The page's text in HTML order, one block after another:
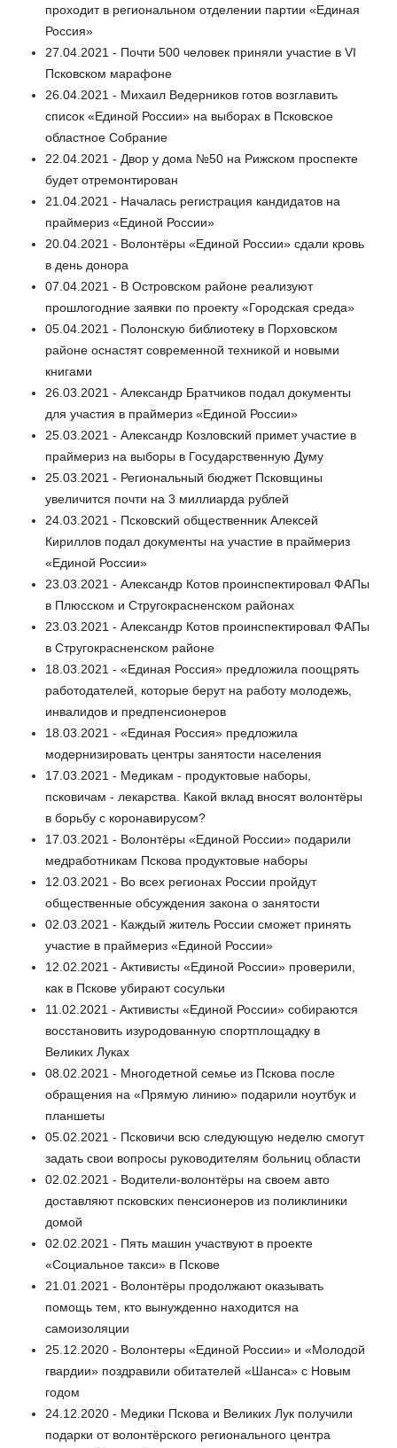
проходит в региональном отделении партии «Единая
Россия»
27.04.2021 - Почти 500 человек приняли участие в VI
Псковском марафоне
26.04.2021 - Михаил Ведерников готов возглавить
список «Единой России» на выборах в Псковское
областное Собрание
22.04.2021 - Двор у дома №50 на Рижском проспекте
будет отремонтирован
21.04.2021 - Началась регистрация кандидатов на
праймериз «Единой России»
20.04.2021 - Волонтёры «Единой России» сдали кровь
в день донора
07.04.2021 - В Островском районе реализуют
прошлогодние заявки по проекту «Городская среда»
05.04.2021 - Полонскую библиотеку в Порховском
районе оснастят современной техникой и новыми
книгами
26.03.2021 - Александр Братчиков подал документы
для участия в праймериз «Единой России»
25.03.2021 - Александр Козловский примет участие в
праймериз на выборы в Государственную Думу
25.03.2021 - Региональный бюджет Псковщины
увеличится почти на 3 миллиарда рублей
24.03.2021 - Псковский общественник Алексей
Кириллов подал документы на участие в праймериз
«Единой России»
23.03.2021 - Александр Котов проинспектировал ФАПы
в Плюсском и Стругокрасненском районах
23.03.2021 - Александр Котов проинспектировал ФАПы
в Стругокрасненском районе
18.03.2021 - «Единая Россия» предложила поощрять
работодателей, которые берут на работу молодежь,
инвалидов и предпенсионеров
18.03.2021 - «Единая Россия» предложила
модернизировать центры занятости населения
17.03.2021 - Медикам - продуктовые наборы,
псковичам - лекарства. Какой вклад вносят волонтёры
в борьбу с коронавирусом?
17.03.2021 - Волонтёры «Единой России» подарили
медработникам Пскова продуктовые наборы
12.03.2021 - Во всех регионах России пройдут
общественные обсуждения закона о занятости
02.03.2021 - Каждый житель России сможет принять
участие в праймериз «Единой России»
12.02.2021 - Активисты «Единой России» проверили,
как в Пскове убирают сосульки
11.02.2021 - Активисты «Единой России» собираются
восстановить изуродованную спортплощадку в
Великих Луках
08.02.2021 - Многодетной семье из Пскова после
обращения на «Прямую линию» подарили ноутбук и
планшеты
05.02.2021 - Псковичи всю следующую неделю смогут
задать свои вопросы руководителям больниц области
02.02.2021 - Водители-волонтёры на своем авто
доставляют псковских пенсионеров из поликлиники
домой
02.02.2021 - Пять машин участвуют в проекте
«Социальное такси» в Пскове
21.01.2021 - Волонтёры продолжают оказывать
помощь тем, кто вынужденно находится на
самоизоляции
25.12.2020 - Волонтеры «Единой России» и «Молодой
гвардии» поздравили обитателей «Шанса» с Новым
годом
24.12.2020 - Медики Пскова и Великих Лук получили
подарки от волонтёрского регионального центра